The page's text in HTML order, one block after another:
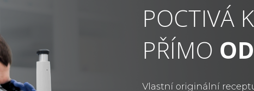
POCTIVÁ
PŘÍMO
Vlastní originální